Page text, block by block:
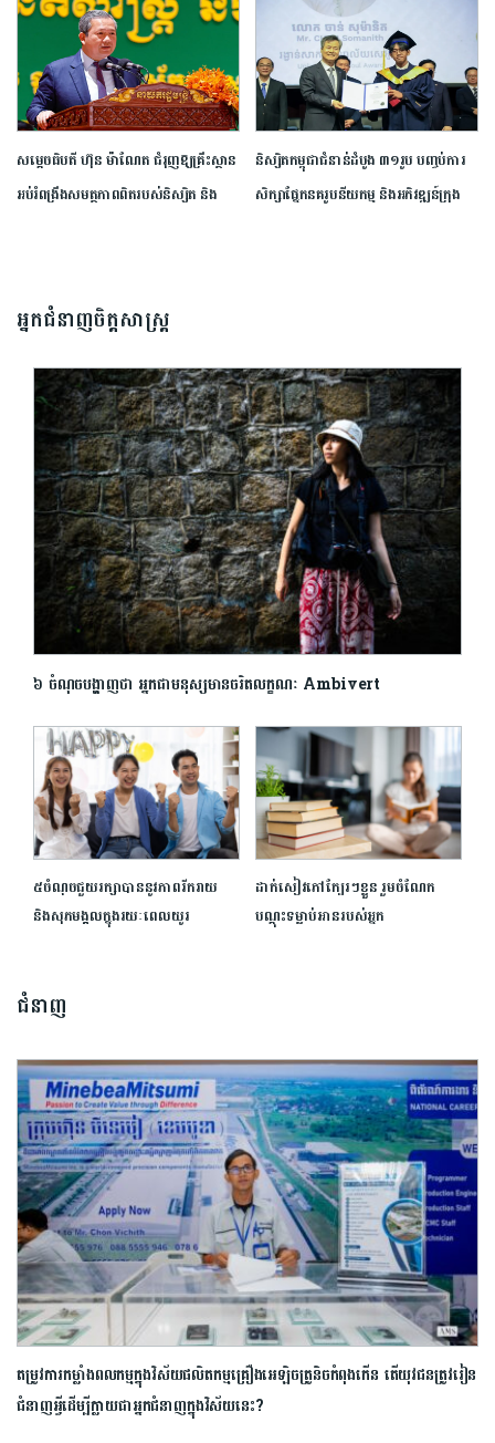
សម្តេច​ធិបតី​ ហ៊ុន​ ​ម៉ាណែត ​ជំរុញ​ឱ្យ​គ្រឹះស្ថាន​
អប់រំ​ពង្រឹង​សមត្ថភាព​ពិត​របស់​និស្សិត​ ​និង​
និស្សិត​កម្ពុជា​ជំនាន់​ដំបូង​ ​៣១​រូប​ ​បញ្ចប់​ការ​
សិក្សា​ផ្នែក​នគរូបនីយកម្ម ​និង​អភិវឌ្ឍន៍​ក្រុង​
អ្នកជំនាញចិត្តសាស្រ្ត
៦ ចំណុចបង្ហាញថា អ្នកជាមនុស្សមានចរិតលក្ខណៈ Ambivert
៥ចំណុចជួយរក្សាបាននូវភាពរីករាយ
និងសុភមង្គលក្នុងរយៈពេលយូរ
ដាក់សៀវភៅក្បែរៗខ្លួន រួមចំណែក
បណ្តុះទម្លាប់អានរបស់អ្នក
ជំនាញ
តម្រូវការកម្លាំងពលកម្មក្នុងវិស័យផលិតកម្មគ្រឿងអេឡិចត្រូនិចកំពុងកើន តើយុវជនត្រូវរៀន
ជំនាញអ្វី​ដើម្បី​ក្លាយជាអ្នកជំនាញ​ក្នុងវិស័យនេះ?